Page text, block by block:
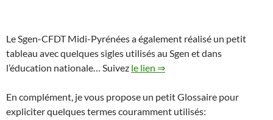
Le Sgen-CFDT Midi-Pyrénées a également réalisé un petit
tableau avec quelques sigles utilisés au Sgen et dans
l’éducation nationale… Suivez le lien ⇒
En complément, je vous propose un petit Glossaire pour
expliciter quelques termes couramment utilisés: